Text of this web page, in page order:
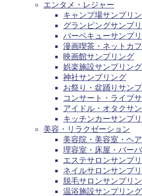
エンタメ・レジャー
キャンプ場サンプリ
グランピングサンプ
バーベキューサンプ
漫画喫茶・ネットカ
映画館サンプリング
娯楽施設サンプリング
神社サンプリング
お祭り・盆踊りサン
コンサート・ライブ
アイドル・オタクサ
キッチンカーサンプ
美容・リラクゼーション
美容院・美容室・ヘ
理容室・床屋・バー
エステサロンサンプ
ネイルサロンサンプ
脱毛サロンサンプリ
温浴施設サンプリング